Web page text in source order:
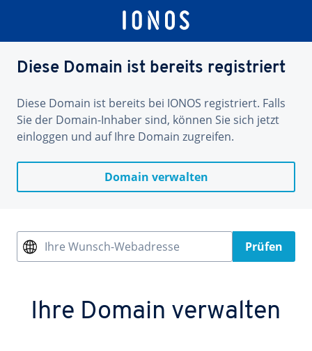
Diese Domain ist bereits registriert
Diese Domain ist bereits bei IONOS registriert. Falls
Sie der Domain-Inhaber sind, können Sie sich jetzt
einloggen und auf Ihre Domain zugreifen.
Domain verwalten
Ihre Wunsch-Webadresse Prüfen
Ihre Domain verwalten